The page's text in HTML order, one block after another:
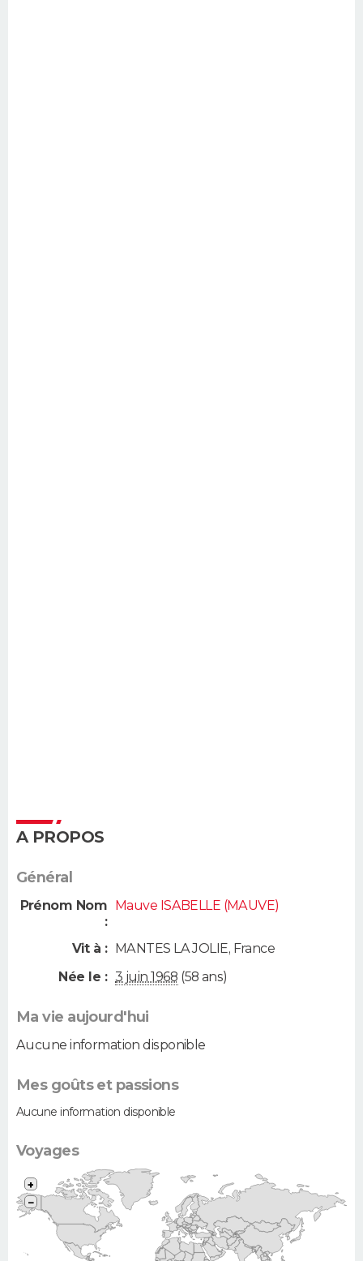
A PROPOS
Général
Prénom Nom
:
Mauve ISABELLE (MAUVE)
Vit à : MANTES LA JOLIE, France
Née le : 3 juin 1968 (58 ans)
Ma vie aujourd'hui
Aucune information disponible
Mes goûts et passions
Aucune information disponible
Voyages
+
−